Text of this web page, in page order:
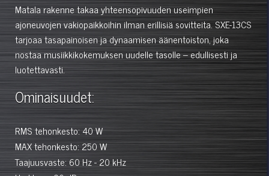
Matala rakenne takaa yhteensopivuuden useimpien
ajoneuvojen vakiopaikkoihin ilman erillisiä sovitteita. SXE-13CS
tarjoaa tasapainoisen ja dynaamisen äänentoiston, joka
nostaa musiikkikokemuksen uudelle tasolle – edullisesti ja
luotettavasti.
Ominaisuudet:
RMS tehonkesto: 40 W
MAX tehonkesto: 250 W
Taajuusvaste: 60 Hz - 20 kHz